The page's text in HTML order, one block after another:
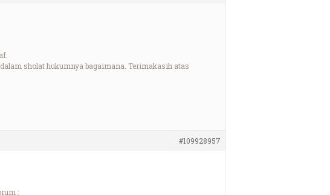
sholat hukumnya bagaimana. Terimakasih atas
#109928957
: